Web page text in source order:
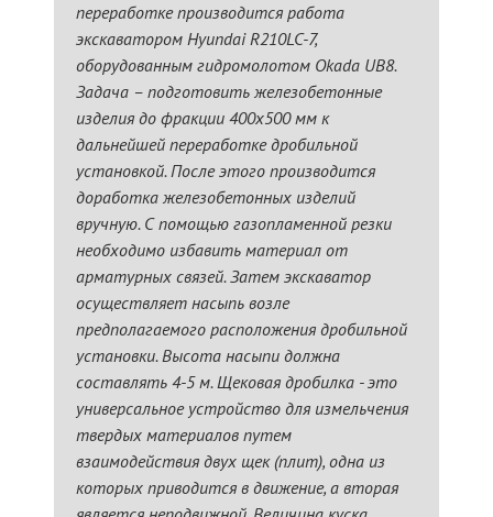
переработке производится работа
экскаватором Hyundai R210LC-7,
оборудованным гидромолотом Okada UB8.
Задача – подготовить железобетонные
изделия до фракции 400х500 мм к
дальнейшей переработке дробильной
установкой. После этого производится
доработка железобетонных изделий
вручную. С помощью газопламенной резки
необходимо избавить материал от
арматурных связей. Затем экскаватор
осуществляет насыпь возле
предполагаемого расположения дробильной
установки. Высота насыпи должна
составлять 4-5 м. Щековая дробилка - это
универсальное устройство для измельчения
твердых материалов путем
взаимодействия двух щек (плит), одна из
которых приводится в движение, а вторая